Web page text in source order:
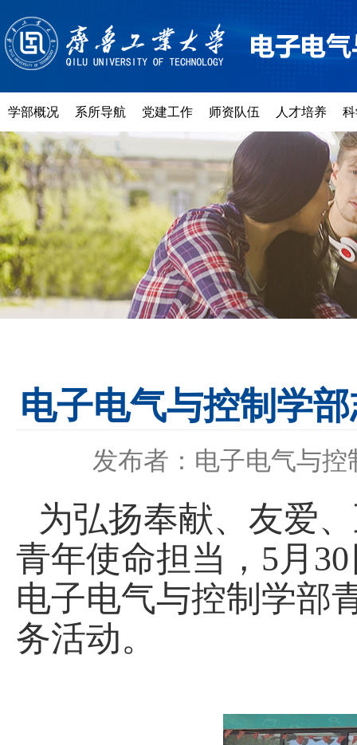
学部概况 系所导航 党建工作 师资队伍 人才培养
电子电气与控制学
发布者：电子电气与控
为弘扬奉献、友爱
青年使命担当， 5月
电子电气与控制学部
务活动。